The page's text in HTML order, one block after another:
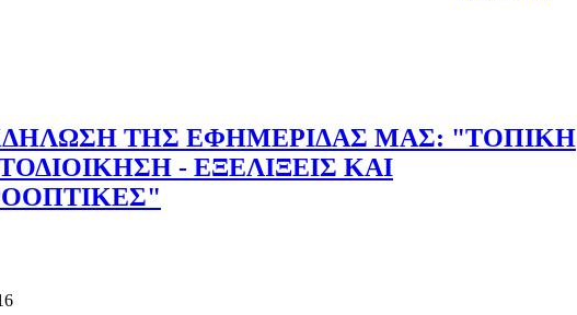
ΤΗΣ ΕΦΗΜΕΡΙΔΑΣ ΜΑΣ: "ΤΟΠΙΚΗ
- ΕΞΕΛΙΞΕΙΣ ΚΑΙ